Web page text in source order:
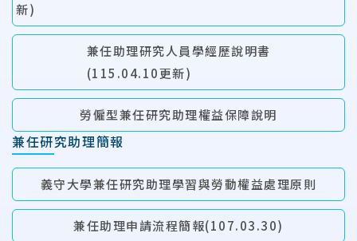
新)
兼任助理研究人員學經歷說明書
(115.04.10更新)
勞僱型兼任研究助理權益保障說明
兼任研究助理簡報
義守大學兼任研究助理學習與勞動權益處理原則
兼任助理申請流程簡報(107.03.30)